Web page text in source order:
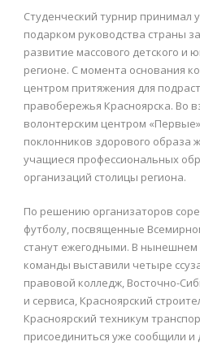
Студенческий турнир принимал
подарком руководства страны
развитие массового детского и
регионе. С момента основания
центром притяжения для
правобережья Красноярска. Во
волонтерским центром
поклонников здорового образа
учащиеся профессиональных
организаций столицы региона.
По решению организаторов
футболу, посвященные
станут ежегодными. В нынешнем
команды выставили четыре
правовой колледж, Восточно-
и сервиса, Красноярский
Красноярский техникум
присоединиться уже сообщили и